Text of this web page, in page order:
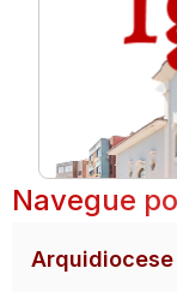
Navegue
Arquidiocese